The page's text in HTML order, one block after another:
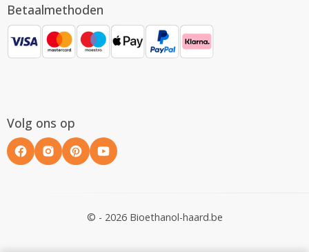
Betaalmethoden
Volg ons op
© - 2026 Bioethanol-haard.be